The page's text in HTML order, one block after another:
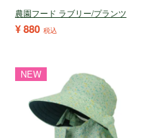
農園フード ラブリー/プランツ
¥880 税込
NEW